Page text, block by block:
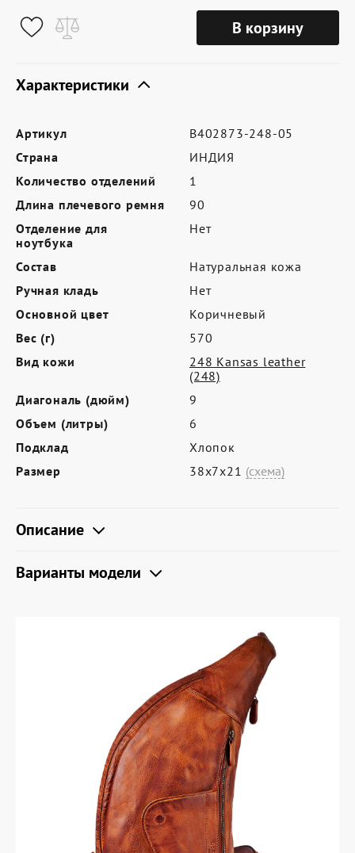
Условия доставки
Сертификат Dr.Koffer
Где купить
Партнерам
Контакты
Программа лояльности
Политика обработки персональных
данных
В корзину
Характеристики
Артикул
B402873-248-05
Страна
ИНДИЯ
Количество отделений
1
Длина плечевого ремня
90
Отделение для
ноутбука
Нет
Состав
Натуральная кожа
Ручная кладь
Нет
Основной цвет
Коричневый
Вес (г)
570
Вид кожи
248 Kansas leather
(248)
Диагональ (дюйм)
9
Объем (литры)
6
Подклад
Хлопок
Размер
38х7х21 (схема)
Описание
Варианты модели